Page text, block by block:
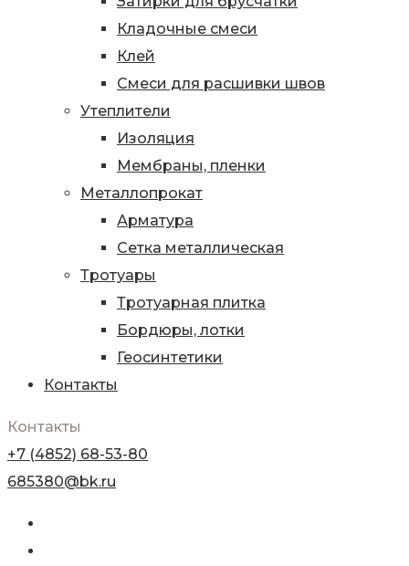
Кладочные смеси
Клей
Смеси для расшивки швов
Утеплители
Изоляция
Мембраны, пленки
Металлопрокат
Арматура
Сетка металлическая
Тротуары
Тротуарная плитка
Бордюры, лотки
Геосинтетики
Контакты
Контакты
+7 (4852) 68-53-80
685380@bk.ru